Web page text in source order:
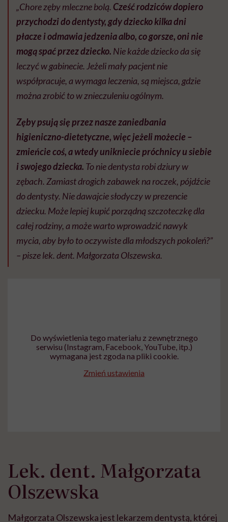
„Chore zęby mleczne bolą. Cześć rodziców dopiero
przychodzi do dentysty, gdy dziecko kilka dni
płacze i odmawia jedzenia albo, co gorsze, oni nie
mogą spać przez dziecko. Nie każde dziecko da się
leczyć w gabinecie. Jeżeli mały pacjent nie
współpracuje, a wymaga leczenia, są miejsca, gdzie
można zrobić to w znieczuleniu ogólnym.
Zęby psują się przez nasze zaniedbania
higieniczno-dietetyczne, więc jeżeli możecie –
zmieńcie coś, a wtedy unikniecie próchnicy u siebie
i swojego dziecka. To nie dentysta robi dziury w
zębach. Zamiast drogich zabawek na roczek, pójdźcie
do dentysty. Nie dawajcie słodyczy w prezencie
dziecku. Może lepiej kupić porządną szczoteczkę dla
całej rodziny, a może warto wprowadzić nawyk
mycia, aby było to oczywiste dla młodszych pokoleń?”
– pisze lek. dent. Małgorzata Olszewska.
Do wyświetlenia tego materiału z zewnętrznego
serwisu (Instagram, Facebook, YouTube, itp.)
wymagana jest zgoda na pliki cookie.
Zmień ustawienia
Lek. dent. Małgorzata
Olszewska
Małgorzata Olszewska jest lekarzem dentystą, której